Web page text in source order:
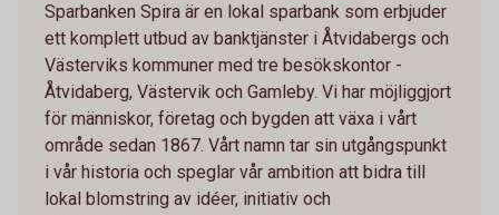
Sparbanken Spira är en lokal sparbank som erbjuder
ett komplett utbud av banktjänster i Åtvidabergs och
Västerviks kommuner med tre besökskontor -
Åtvidaberg, Västervik och Gamleby. Vi har möjliggjort
för människor, företag och bygden att växa i vårt
område sedan 1867. Vårt namn tar sin utgångspunkt
i vår historia och speglar vår ambition att bidra till
lokal blomstring av idéer, initiativ och